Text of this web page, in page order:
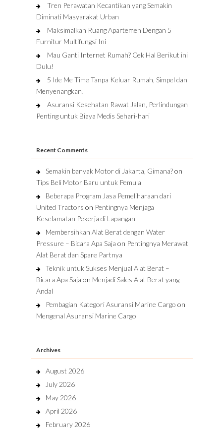
Tren Perawatan Kecantikan yang Semakin
Diminati Masyarakat Urban
Maksimalkan Ruang Apartemen Dengan 5
Furnitur Multifungsi Ini
Mau Ganti Internet Rumah? Cek Hal Berikut ini
Dulu!
5 Ide Me Time Tanpa Keluar Rumah, Simpel dan
Menyenangkan!
Asuransi Kesehatan Rawat Jalan, Perlindungan
Penting untuk Biaya Medis Sehari-hari
Recent Comments
Semakin banyak Motor di Jakarta, Gimana?on
Tips Beli Motor Baru untuk Pemula
Beberapa Program Jasa Pemeliharaan dari
United Tractors on Pentingnya Menjaga
Keselamatan Pekerja di Lapangan
Membersihkan Alat Berat dengan Water
Pressure – Bicara Apa Saja on Pentingnya Merawat
Alat Berat dan Spare Partnya
Teknik untuk Sukses Menjual Alat Berat –
Bicara Apa Saja on Menjadi Sales Alat Berat yang
Andal
Pembagian Kategori Asuransi Marine Cargo on
Mengenal Asuransi Marine Cargo
Archives
August 2026
July 2026
May 2026
April 2026
February 2026